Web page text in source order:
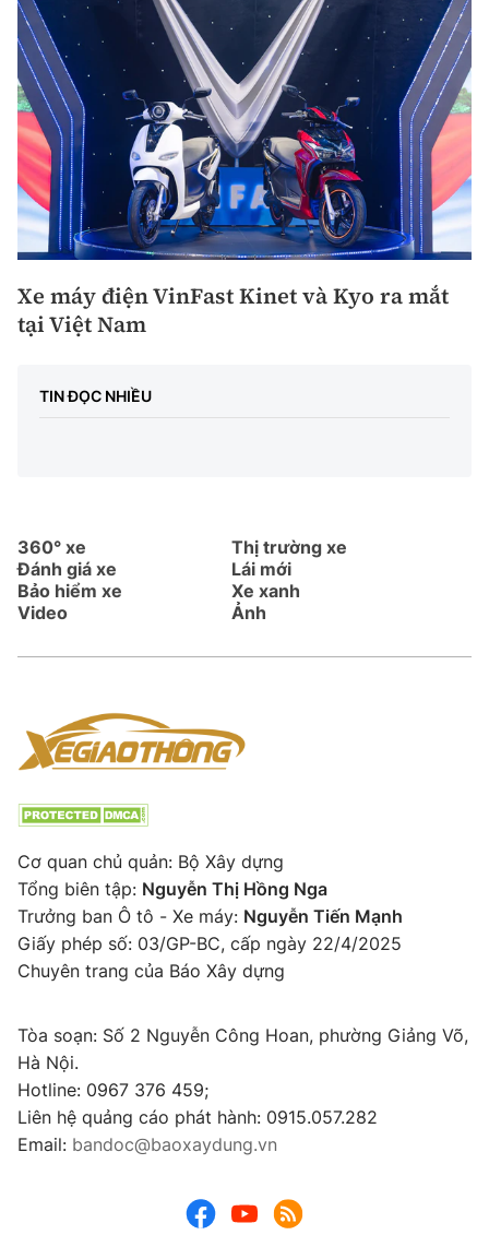
Xe máy điện VinFast Kinet và Kyo ra mắt
tại Việt Nam
TIN ĐỌC NHIỀU
360° xe
Thị trường xe
Đánh giá xe
Lái mới
Bảo hiểm xe
Xe xanh
Video
Ảnh
Cơ quan chủ quản: Bộ Xây dựng
Tổng biên tập: Nguyễn Thị Hồng Nga
Trưởng ban Ô tô - Xe máy: Nguyễn Tiến Mạnh
Giấy phép số: 03/GP-BC, cấp ngày 22/4/2025
Chuyên trang của Báo Xây dựng
Tòa soạn: Số 2 Nguyễn Công Hoan, phường Giảng Võ,
Hà Nội.
Hotline: 0967 376 459;
Liên hệ quảng cáo phát hành: 0915.057.282
Email: bandoc@baoxaydung.vn